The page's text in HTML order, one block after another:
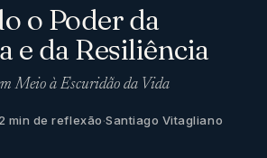
o Poder da
e da Resiliência
Meio à Escuridão da Vida
2 min de reflexão·Santiago Vitagliano